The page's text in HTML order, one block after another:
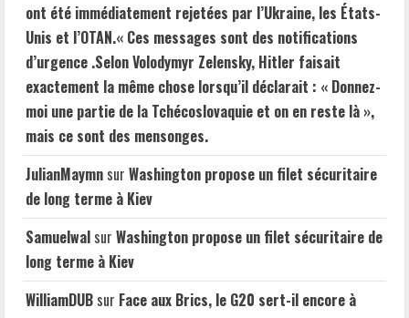
ont été immédiatement rejetées par l’Ukraine, les États-
Unis et l’OTAN.« Ces messages sont des notifications
d’urgence .Selon Volodymyr Zelensky, Hitler faisait
exactement la même chose lorsqu’il déclarait : « Donnez-
moi une partie de la Tchécoslovaquie et on en reste là »,
mais ce sont des mensonges.
JulianMaymn sur Washington propose un filet sécuritaire
de long terme à Kiev
Samuelwal sur Washington propose un filet sécuritaire de
long terme à Kiev
WilliamDUB sur Face aux Brics, le G20 sert-il encore à